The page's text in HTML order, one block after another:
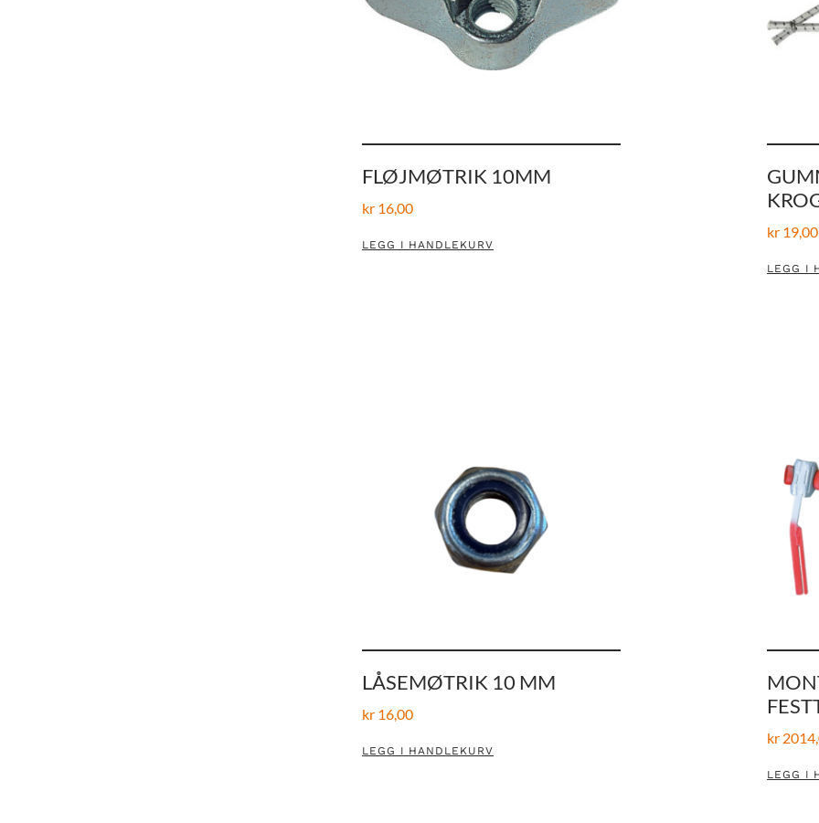
FLØJMØTRIK 10MM
kr 16,00
LEGG I HANDLEKURV
kr 19,00
LEGG I
LÅSEMØTRIK 10 MM
kr 16,00
LEGG I HANDLEKURV
kr
LEGG I